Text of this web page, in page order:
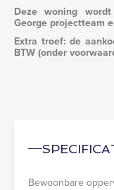
Bewoonbare
Deze woning
George projectteam
Extra troef: de
BTW (onder